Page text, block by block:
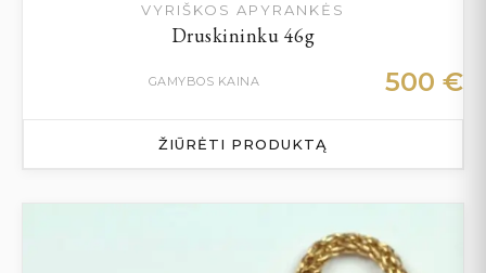
VYRIŠKOS APYRANKĖS
Druskininku 46g
GAMYBOS KAINA 500 €
ŽIŪRĖTI PRODUKTĄ